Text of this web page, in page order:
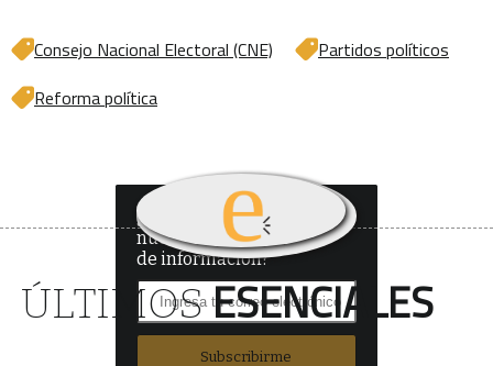
Consejo Nacional Electoral (CNE)
Partidos políticos
Reforma política
¿Quieres recibir
nuestro boletín
de información?
Subscribirme
ÚLTIMOSESENCIALES